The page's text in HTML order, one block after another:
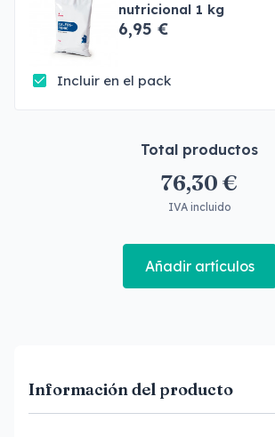
nutricional 1 kg
6,95 €
Incluir en el pack
Total productos
76,30 €
IVA incluido
Añadir artículos
Información del producto